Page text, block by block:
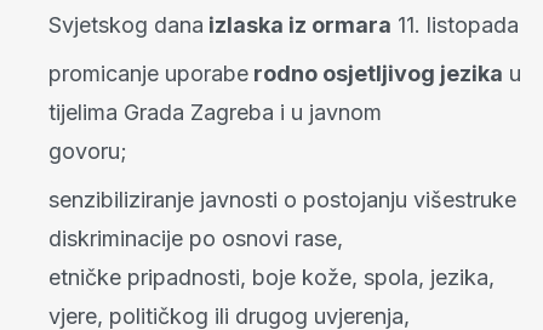
Svjetskog dana izlaska iz ormara 11. listopada
promicanje uporabe rodno osjetljivog jezika u
tijelima Grada Zagreba i u javnom
govoru;
senzibiliziranje javnosti o postojanju višestruke
diskriminacije po osnovi rase,
etničke pripadnosti, boje kože, spola, jezika,
vjere, političkog ili drugog uvjerenja,